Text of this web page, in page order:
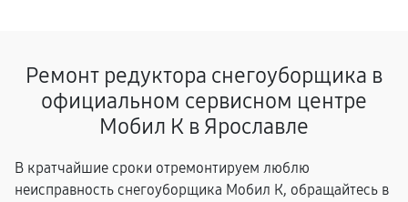
Ремонт редуктора снегоуборщика в
официальном сервисном центре
Мобил К в Ярославле
В кратчайшие сроки отремонтируем люблю
неисправность снегоуборщика Мобил К, обращайтесь в